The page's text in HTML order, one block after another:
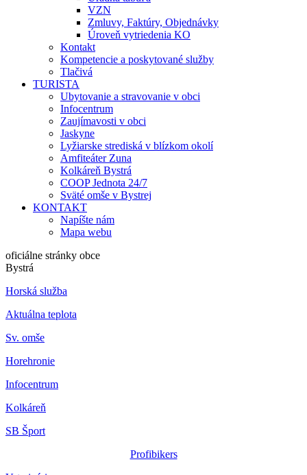
VZN
Zmluvy, Faktúry, Objednávky
Úroveň vytriedenia KO
Kontakt
Kompetencie a poskytované služby
Tlačivá
TURISTA
Ubytovanie a stravovanie v obci
Infocentrum
Zaujímavosti v obci
Jaskyne
Lyžiarske strediská v blízkom okolí
Amfiteáter Zuna
Kolkáreň Bystrá
COOP Jednota 24/7
Sväté omše v Bystrej
KONTAKT
Napíšte nám
Mapa webu
oficiálne stránky obce
Bystrá
Horská služba
Aktuálna teplota
Sv. omše
Horehronie
Infocentrum
Kolkáreň
SB Šport
Profibikers